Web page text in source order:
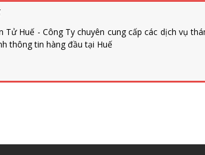
Tử Huế - Công Ty chuyên cung cấp các dịch vụ
thông tin hàng đầu tại Huế